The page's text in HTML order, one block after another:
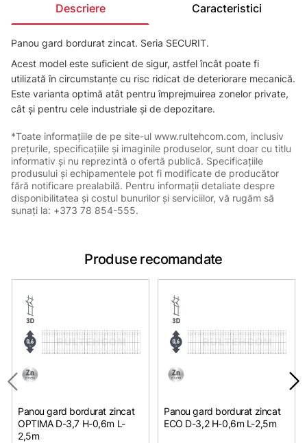
Descriere Caracteristici
Panou gard bordurat zincat. Seria SECURIT.
Acest model este suficient de sigur, astfel încât poate fi
utilizată în circumstanțe cu risc ridicat de deteriorare mecanică.
Este varianta optimă atât pentru împrejmuirea zonelor private,
cât și pentru cele industriale și de depozitare.
*Toate informațiile de pe site-ul www.rultehcom.com, inclusiv
prețurile, specificațiile și imaginile produselor, sunt doar cu titlu
informativ și nu reprezintă o ofertă publică. Specificațiile
produsului și echipamentele pot fi modificate de producător
fără notificare prealabilă. Pentru informații detaliate despre
disponibilitatea și costul bunurilor și serviciilor, vă rugăm să
sunați la: +373 78 854-555.
Produse recomandate
Panou gard bordurat zincat
OPTIMA D-3,7 H-0,6m L-
2,5m
Panou gard bordurat zincat
ЕСО D-3,2 H-0,6m L-2,5m